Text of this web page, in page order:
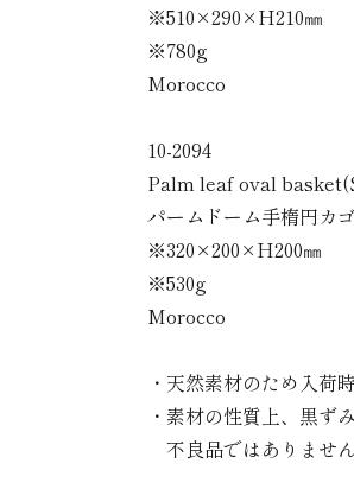
※510×290×H210㎜
※780g
Morocco
10-2094
Palm leaf oval
パームドーム手楕円カ
※320×200×H200㎜
※530g
Morocco
・天然素材のため入荷
・素材の性質上、黒ず
不良品ではありませ